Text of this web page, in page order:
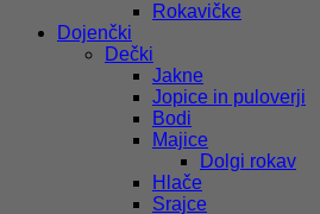
Rokavičke
Dojenčki
Dečki
Jakne
Jopice in puloverji
Bodi
Majice
Dolgi rokav
Hlače
Srajce